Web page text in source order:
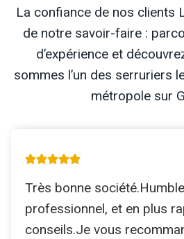
La confiance de nos clients
de notre savoir-faire :
d’expérience et
sommes l’un des serruriers
métropole sur
Très bonne
professionnel, et en plus
conseils.Je vous